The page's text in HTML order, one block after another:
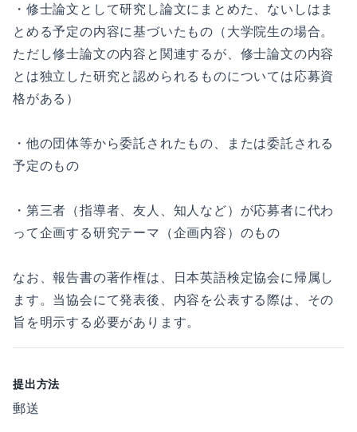
・修士論文として研究し論文にまとめた、ないしはま
とめる予定の内容に基づいたもの（大学院生の場合。
ただし修士論文の内容と関連するが、修士論文の内容
とは独立した研究と認められるものについては応募資
格がある）
・他の団体等から委託されたもの、または委託される
予定のもの
・第三者（指導者、友人、知人など）が応募者に代わ
って企画する研究テーマ（企画内容）のもの
なお、報告書の著作権は、日本英語検定協会に帰属し
ます。当協会にて発表後、内容を公表する際は、その
旨を明示する必要があります。
提出方法
郵送